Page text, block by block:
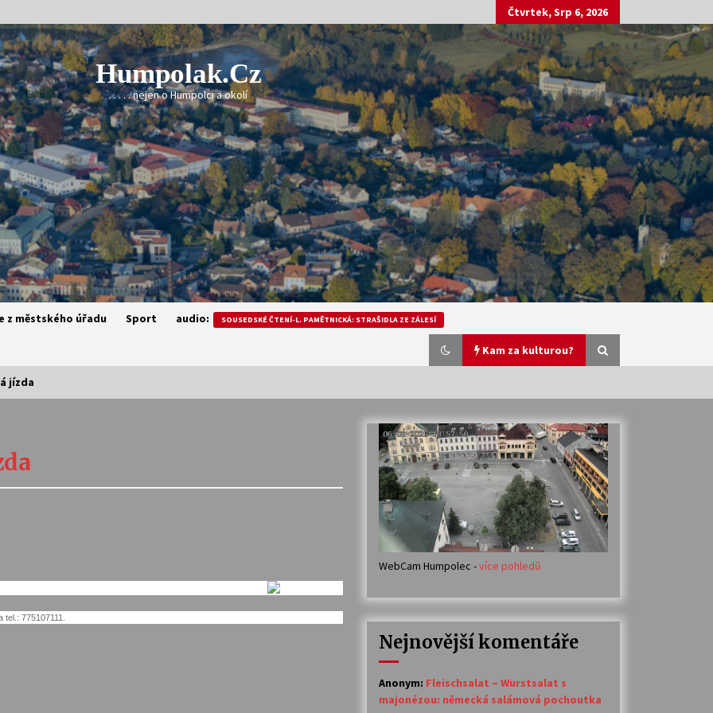
Čtvrtek, Srp 6, 2026
Humpolak.cz
. . . . . nejen o Humpolci a okolí
z městského úřadu Sport audio: SOUSEDSKÉ ČTENÍ-L. PAMĚTNICKÁ: STRAŠIDLA ZE ZÁLESÍ
Kam za kulturou?
Veselí muzikanti
30. 7. 2026
Votavžatský ploty
23. 7. 2026
14. 7. 2026
30. 6. 2026
jízda
775107111.
WebCam Humpolec -více pohledů
Nejnovější komentáře
Anonym: Fleischsalat – Wurstsalat s
majonézou: německá salámová pochoutka